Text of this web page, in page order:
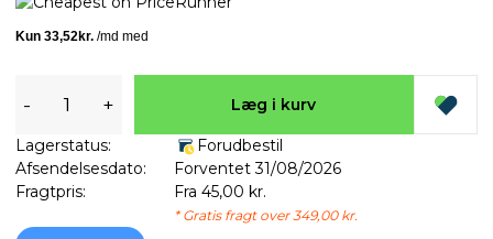
- + Læg i kurv
Lagerstatus:
Forudbestil
Afsendelsesdato:
Forventet 31/08/2026
Fragtpris:
Fra 45,00 kr.
* Gratis fragt over 349,00 kr.